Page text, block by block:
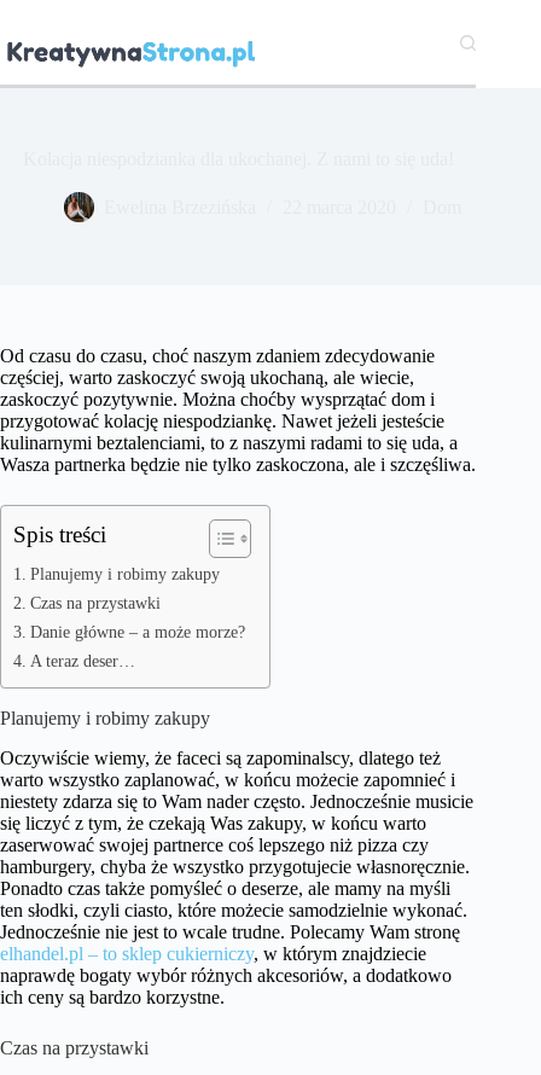
treści
Od czasu do czasu, choć naszym zdaniem zdecydowanie
częściej, warto zaskoczyć swoją ukochaną, ale wiecie,
zaskoczyć pozytywnie. Można choćby wysprzątać dom i
przygotować kolację niespodziankę. Nawet jeżeli jesteście
kulinarnymi beztalenciami, to z naszymi radami to się uda, a
Wasza partnerka będzie nie tylko zaskoczona, ale i szczęśliwa.
Spis treści
Planujemy i robimy zakupy
Czas na przystawki
Danie główne – a może morze?
A teraz deser…
Planujemy i robimy zakupy
Oczywiście wiemy, że faceci są zapominalscy, dlatego też
warto wszystko zaplanować, w końcu możecie zapomnieć i
niestety zdarza się to Wam nader często. Jednocześnie musicie
się liczyć z tym, że czekają Was zakupy, w końcu warto
zaserwować swojej partnerce coś lepszego niż pizza czy
hamburgery, chyba że wszystko przygotujecie własnoręcznie.
Ponadto czas także pomyśleć o deserze, ale mamy na myśli
ten słodki, czyli ciasto, które możecie samodzielnie wykonać.
Jednocześnie nie jest to wcale trudne. Polecamy Wam stronę
elhandel.pl – to sklep cukierniczy, w którym znajdziecie
naprawdę bogaty wybór różnych akcesoriów, a dodatkowo
ich ceny są bardzo korzystne.
Czas na przystawki